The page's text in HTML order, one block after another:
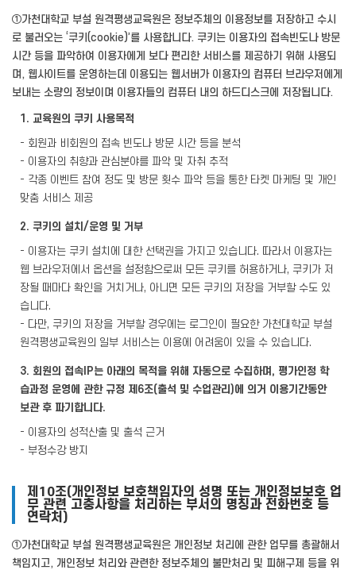
①가천대학교 부설 원격평생교육원은 정보주체의 이용정보를 저장하고 수시
로 불러오는 ‘쿠키(cookie)’를 사용합니다. 쿠키는 이용자의 접속빈도나 방문
시간 등을 파악하여 이용자에게 보다 편리한 서비스를 제공하기 위해 사용되
며, 웹사이트를 운영하는데 이용되는 웹서버가 이용자의 컴퓨터 브라우저에게
보내는 소량의 정보이며 이용자들의 컴퓨터 내의 하드디스크에 저장됩니다.
1. 교육원의 쿠키 사용목적
- 회원과 비회원의 접속 빈도나 방문 시간 등을 분석
- 이용자의 취향과 관심분야를 파악 및 자취 추적
- 각종 이벤트 참여 정도 및 방문 횟수 파악 등을 통한 타켓 마케팅 및 개인
맞춤 서비스 제공
2. 쿠키의 설치/운영 및 거부
- 이용자는 쿠키 설치에 대한 선택권을 가지고 있습니다. 따라서 이용자는
웹 브라우저에서 옵션을 설정함으로써 모든 쿠키를 허용하거나, 쿠키가 저
장될 때마다 확인을 거치거나, 아니면 모든 쿠키의 저장을 거부할 수도 있
습니다.
- 다만, 쿠키의 저장을 거부할 경우에는 로그인이 필요한 가천대학교 부설
원격평생교육원의 일부 서비스는 이용에 어려움이 있을 수 있습니다.
3. 회원의 접속IP는 아래의 목적을 위해 자동으로 수집하며, 평가인정 학
습과정 운영에 관한 규정 제6조(출석 및 수업관리)에 의거 이용기간동안
보관 후 파기합니다.
- 이용자의 성적산출 및 출석 근거
- 부정수강 방지
제10조(개인정보 보호책임자의 성명 또는 개인정보보호 업
무 관련 고충사항을 처리하는 부서의 명칭과 전화번호 등
연락처)
①가천대학교 부설 원격평생교육원은 개인정보 처리에 관한 업무를 총괄해서
책임지고, 개인정보 처리와 관련한 정보주체의 불만처리 및 피해구제 등을 위